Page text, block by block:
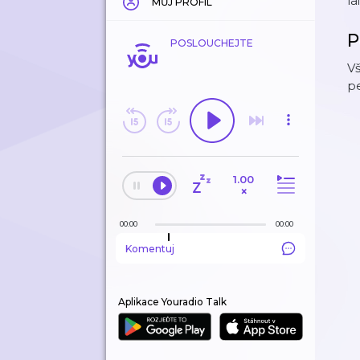
POSLOUCHEJTE
1.00
×
00:00 00:00
Komentuj
Aplikace Youradio Talk